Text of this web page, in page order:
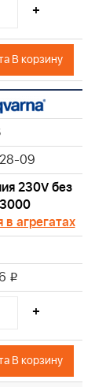
+
В корзину
09
230V без
агрегатах
i
+
В корзину